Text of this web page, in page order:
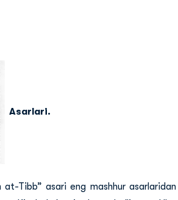
Asarlari.
at-Tibb” asari eng mashhur